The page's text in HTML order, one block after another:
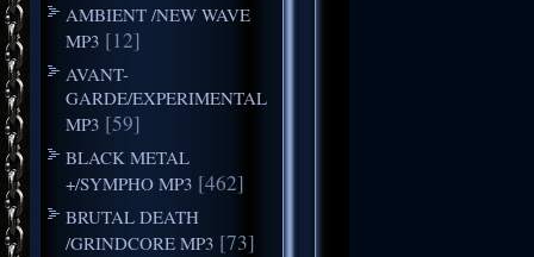
AMBIENT /NEW WAVE
MP3 [12]
AVANT-
GARDE/EXPERIMENTAL
MP3 [59]
BLACK METAL
+/SYMPHO MP3 [462]
BRUTAL DEATH
/GRINDCORE MP3 [73]